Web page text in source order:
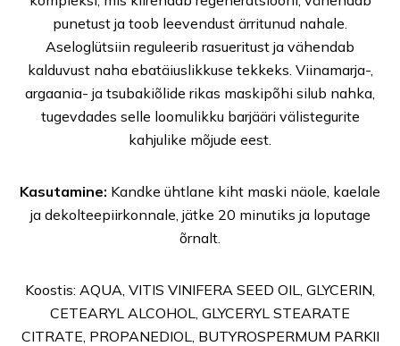
punetust ja toob leevendust ärritunud nahale.
Aseloglütsiin reguleerib rasueritust ja vähendab
kalduvust naha ebatäiuslikkuse tekkeks. Viinamarja-,
argaania- ja tsubakiõlide rikas maskipõhi silub nahka,
tugevdades selle loomulikku barjääri välistegurite
kahjulike mõjude eest.
Kasutamine: Kandke ühtlane kiht maski näole, kaelale
ja dekolteepiirkonnale, jätke 20 minutiks ja loputage
õrnalt.
Koostis: AQUA, VITIS VINIFERA SEED OIL, GLYCERIN,
CETEARYL ALCOHOL, GLYCERYL STEARATE
CITRATE, PROPANEDIOL, BUTYROSPERMUM PARKII